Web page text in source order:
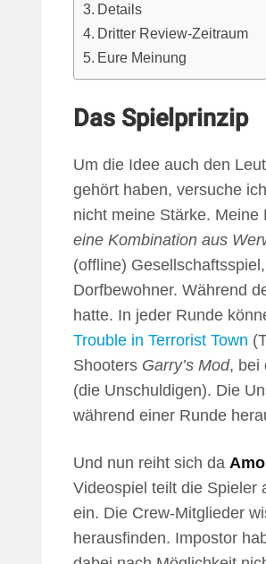
Details
Dritter Review-Zeitraum
Eure Meinung
Das Spielprinzip
Um die Idee auch den
gehört haben, versuche
nicht meine Stärke.
eine Kombination aus
(offline)
Dorfbewohner. Während
hatte. In jeder Runde
Trouble in Terrorist Town
Shooters Garry’s Mod, bei
(die Unschuldigen). Die
während einer Runde
Und nun reiht sich da
Videospiel teilt die Spieler
ein. Die Crew-Mitglieder
herausfinden. Impostor